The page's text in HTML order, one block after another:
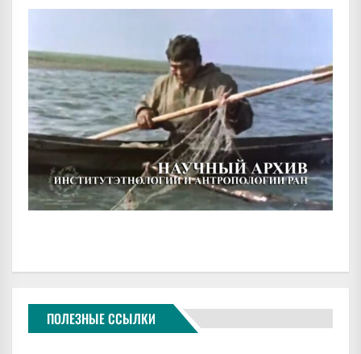
ПОЛЕЗНЫЕ ССЫЛКИ